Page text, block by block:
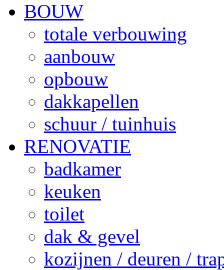
BOUW
totale verbouwing
aanbouw
opbouw
dakkapellen
schuur / tuinhuis
RENOVATIE
badkamer
keuken
toilet
dak & gevel
kozijnen / deuren /